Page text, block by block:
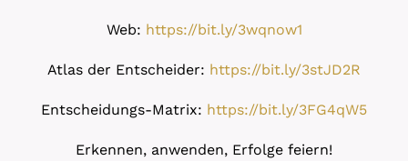
Web: https://bit.ly/3wqnow1
Atlas der Entscheider: https://bit.ly/3stJD2R
Entscheidungs-Matrix: https://bit.ly/3FG4qW5
Erkennen, anwenden, Erfolge feiern!